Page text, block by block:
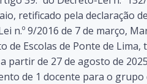
retificado pela declaração
n.º 9/2016 de 7 de março,
de Escolas de Ponte de
partir de 27 de agosto de
de 1 docente para o